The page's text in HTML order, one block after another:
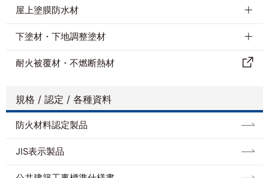
屋上塗膜防水材
下塗材・下地調整塗材
耐⽕被覆材・不燃断熱材
規格 / 認定 / 各種資料
防⽕材料認定製品
JIS表示製品